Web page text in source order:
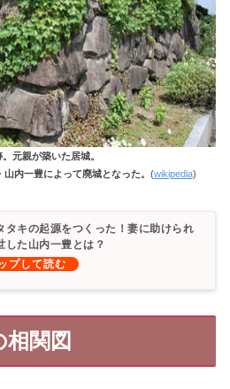
元親が築いた居城。
内一豊によって廃城となった。 (wikipedia)
タキの起源をつくった！妻に助けられ
した山内一豊とは？
関図